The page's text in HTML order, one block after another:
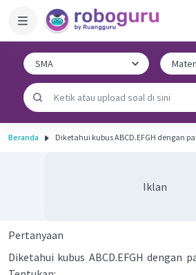
Beranda Diketahui kubus ABCD.EFGH dengan
Iklan
Pertanyaan
Diketahui kubus ABCD.EFGH dengan